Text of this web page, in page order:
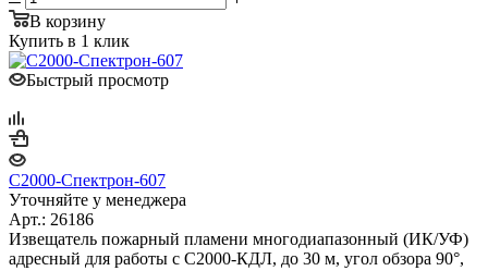
В корзину
Купить в 1 клик
Быстрый просмотр
С2000-Спектрон-607
Уточняйте у менеджера
Арт.: 26186
Извещатель пожарный пламени многодиапазонный (ИК/УФ)
адресный для работы с С2000-КДЛ, до 30 м, угол обзора 90°,